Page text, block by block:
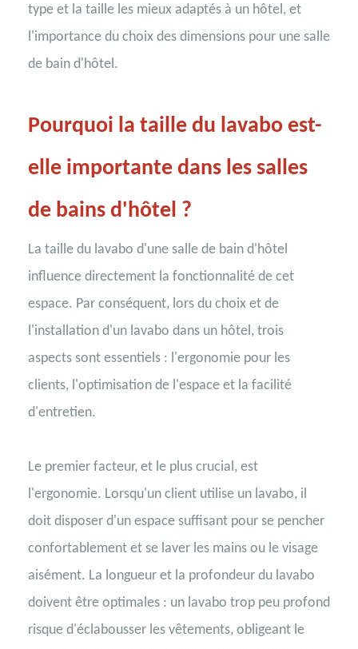
type et la taille les mieux adaptés à un hôtel, et
l'importance du choix des dimensions pour une salle
de bain d'hôtel.
Pourquoi la taille du lavabo est-
elle importante dans les salles
de bains d'hôtel ?
La taille du lavabo d'une salle de bain d'hôtel
influence directement la fonctionnalité de cet
espace. Par conséquent, lors du choix et de
l'installation d'un lavabo dans un hôtel, trois
aspects sont essentiels : l'ergonomie pour les
clients, l'optimisation de l'espace et la facilité
d'entretien.
Le premier facteur, et le plus crucial, est
l'ergonomie. Lorsqu'un client utilise un lavabo, il
doit disposer d'un espace suffisant pour se pencher
confortablement et se laver les mains ou le visage
aisément. La longueur et la profondeur du lavabo
doivent être optimales : un lavabo trop peu profond
risque d'éclabousser les vêtements, obligeant le